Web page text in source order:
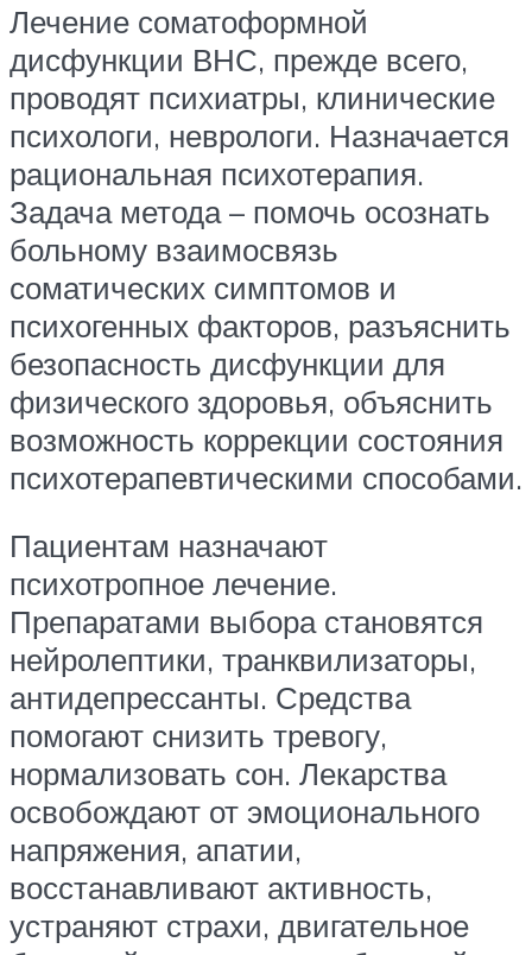
Лечение соматоформной
дисфункции ВНС, прежде всего,
проводят психиатры, клинические
психологи, неврологи. Назначается
рациональная психотерапия.
Задача метода – помочь осознать
больному взаимосвязь
соматических симптомов и
психогенных факторов, разъяснить
безопасность дисфункции для
физического здоровья, объяснить
возможность коррекции состояния
психотерапевтическими способами.
Пациентам назначают
психотропное лечение.
Препаратами выбора становятся
нейролептики, транквилизаторы,
антидепрессанты. Средства
помогают снизить тревогу,
нормализовать сон. Лекарства
освобождают от эмоционального
напряжения, апатии,
восстанавливают активность,
устраняют страхи, двигательное